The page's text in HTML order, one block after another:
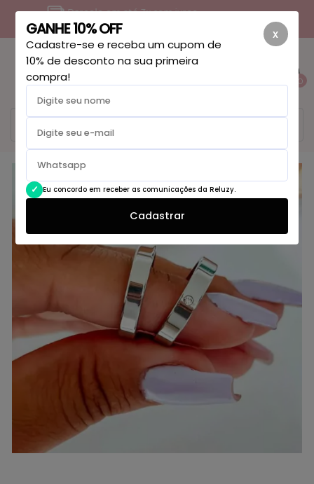
Ficou com dúvida? Entre em contato
0
x
GANHE 10% OFF
Cadastre-se e receba um cupom de
10% de desconto na sua primeira
compra!
Eu concordo em receber as comunicações da Reluzy.
Cadastrar